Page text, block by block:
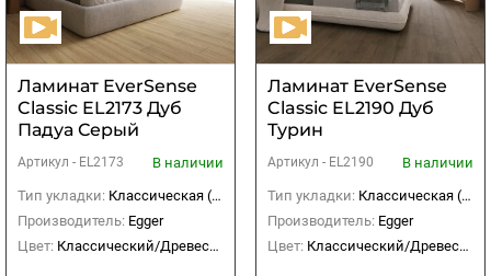
Ламинат EverSense
Classic EL2173 Дуб
Падуа Серый
Артикул - EL2173
В наличии
Тип укладки: Классическая (прямая)
Производитель: Egger
Цвет: Классический/Древесный
Ламинат EverSense
Classic EL2190 Дуб
Турин
Артикул - EL2190
В наличии
Тип укладки: Классическая (прямая)
Производитель: Egger
Цвет: Классический/Древесный